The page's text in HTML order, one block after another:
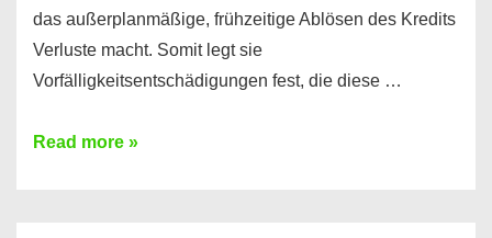
das außerplanmäßige, frühzeitige Ablösen des Kredits
Verluste macht. Somit legt sie
Vorfälligkeitsentschädigungen fest, die diese …
Kredit
Read more »